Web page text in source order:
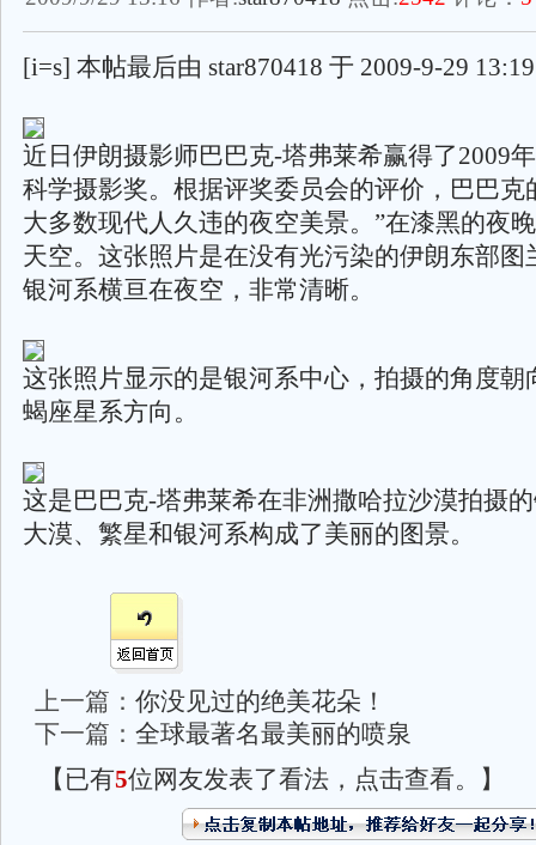
[i=s] 本帖最后由 star870418 于 2009-9-29
近日伊朗摄影师巴巴克-塔弗莱希赢得了2009
科学摄影奖。根据评奖委员会的评价，巴巴克
大多数现代人久违的夜空美景。”在漆黑的夜
天空。这张照片是在没有光污染的伊朗东部图
银河系横亘在夜空，非常清晰。
这张照片显示的是银河系中心，拍摄的角度朝
蝎座星系方向。
这是巴巴克-塔弗莱希在非洲撒哈拉沙漠拍摄
大漠、繁星和银河系构成了美丽的图景。
上一篇： 你没见过的绝美花朵！
下一篇： 全球最著名最美丽的喷泉
【已有5位网友发表了看法，点击查看。】